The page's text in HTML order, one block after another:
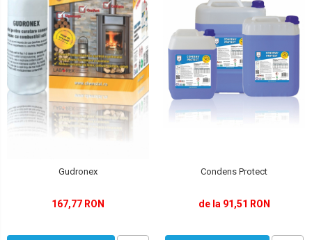
Gudronex
167,77 RON
Condens Protect
de la 91,51 RON